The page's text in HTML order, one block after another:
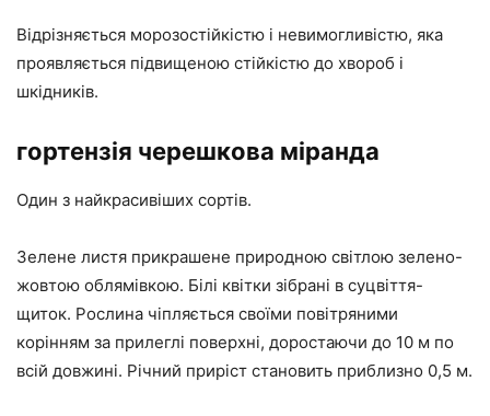
Відрізняється морозостійкістю і невимогливістю, яка
проявляється підвищеною стійкістю до хвороб і
шкідників.
гортензія черешкова міранда
Один з найкрасивіших сортів.
Зелене листя прикрашене природною світлою зелено-
жовтою облямівкою. Білі квітки зібрані в суцвіття-
щиток. Рослина чіпляється своїми повітряними
корінням за прилеглі поверхні, доростаючи до 10 м по
всій довжині. Річний приріст становить приблизно 0,5 м.